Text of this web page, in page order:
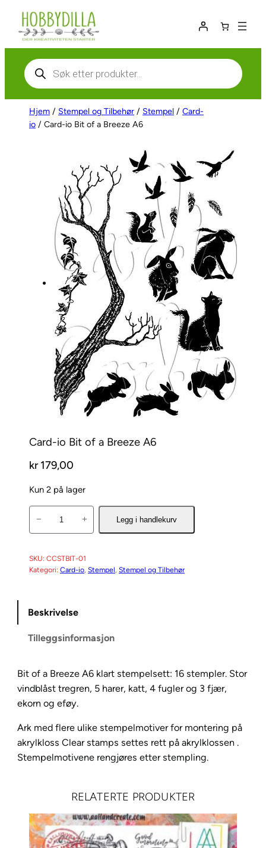
Hopp
innhold
Products
search
Hjem / Stempel og Tilbehør / Stempel / Card-
io / Card-io Bit of a Breeze A6
Card-io Bit of a Breeze A6
kr179,00
Kun 2 på lager
d
-
B
i
f
a
B
e
a
n
− + Legg i handlekurv
SKU: CCSTBIT-01
Kategori: Card-io, Stempel, Stempel og Tilbehør
Beskrivelse
Tilleggsinformasjon
Bit of a Breeze A6 klart stempelsett: 16 stempler. Stor
vindblåst tregren, 5 harer, katt, 4 fugler og 3 fjær,
ekorn og eføy.
Ark med flere ulike stempelmotiver for montering på
akrylkloss Clear stamps settes rett på akrylklossen .
Stempelmotivene rengjøres etter stempling.
RELATERTE PRODUKTER